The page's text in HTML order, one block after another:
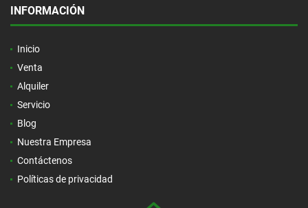
INFORMACIÓN
Inicio
Venta
Alquiler
Servicio
Blog
Nuestra Empresa
Contáctenos
Políticas de privacidad